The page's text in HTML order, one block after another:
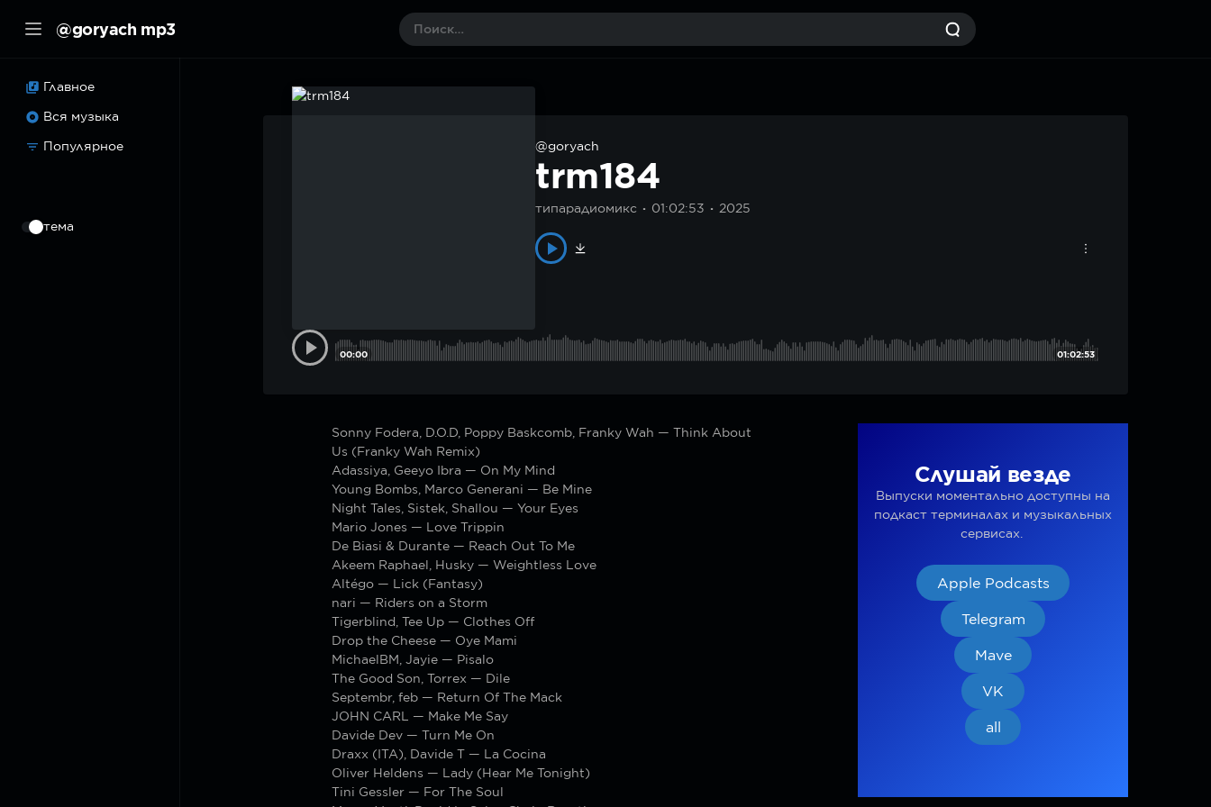
@goryach mp3
Главное
Вся музыка
Популярное
тема
@goryach
trm184
типарадиомикс 01:02:53 2025
00:00 01:02:53
Sonny Fodera, D.O.D, Poppy Baskcomb, Franky Wah — Think About
Us (Franky Wah Remix)
Adassiya, Geeyo Ibra — On My Mind
Young Bombs, Marco Generani — Be Mine
Night Tales, Sistek, Shallou — Your Eyes
Mario Jones — Love Trippin
De Biasi & Durante — Reach Out To Me
Akeem Raphael, Husky — Weightless Love
Altégo — Lick (Fantasy)
nari — Riders on a Storm
Tigerblind, Tee Up — Clothes Off
Drop the Cheese — Oye Mami
MichaelBM, Jayie — Pisalo
The Good Son, Torrex — Dile
Septembr, feb — Return Of The Mack
JOHN CARL — Make Me Say
Davide Dev — Turn Me On
Draxx (ITA), Davide T — La Cocina
Oliver Heldens — Lady (Hear Me Tonight)
Tini Gessler — For The Soul
Слушай везде
Выпуски моментально доступны на
подкаст терминалах и музыкальных
сервисах.
Apple Podcasts
Telegram
Mave
VK
all